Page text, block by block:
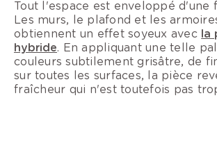
Tout l'espace est enveloppé d'une
Les murs, le plafond et les
obtiennent un effet soyeux avec la
hybride. En appliquant une telle
couleurs subtilement grisâtre, de
sur toutes les surfaces, la pièce
fraîcheur qui n'est toutefois pas